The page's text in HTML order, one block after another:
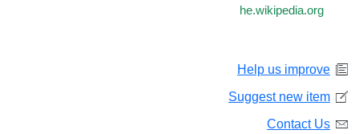
he.wikipedia.org
Help us improve
Suggest new item
Contact Us